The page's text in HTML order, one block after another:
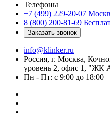
Телефоны
+7 (499) 229-20-07
8 (800) 200-81-69
Заказать звонок
info@klinker.ru
Россия, г. Москва,
уровень 2, офис 1,
Пн - Пт: с 9:00 до 18:00